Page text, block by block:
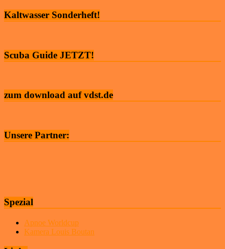
Kaltwasser Sonderheft!
Scuba Guide JETZT!
zum download auf vdst.de
Unsere Partner:
Spezial
Apnoe Worldcup
Kamera Louis Boutan